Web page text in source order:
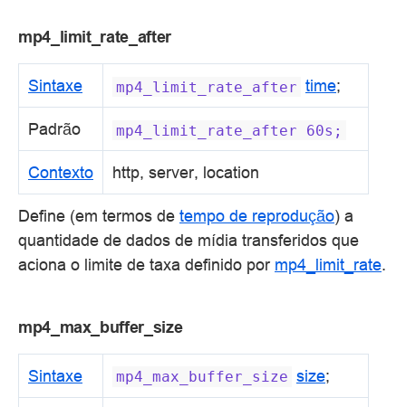
mp4_limit_rate_after
Sintaxe mp4_limit_rate_after time;
Padrão mp4_limit_rate_after 60s;
Contexto http, server, location
Define (em termos de tempo de reprodução) a
quantidade de dados de mídia transferidos que
aciona o limite de taxa definido por mp4_limit_rate.
mp4_max_buffer_size
Sintaxe mp4_max_buffer_size size;